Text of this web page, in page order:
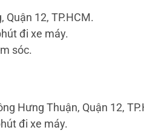
Quận 12, TP.HCM.
đi xe máy.
sóc.
Hưng Thuận, Quận 12,
đi xe máy.